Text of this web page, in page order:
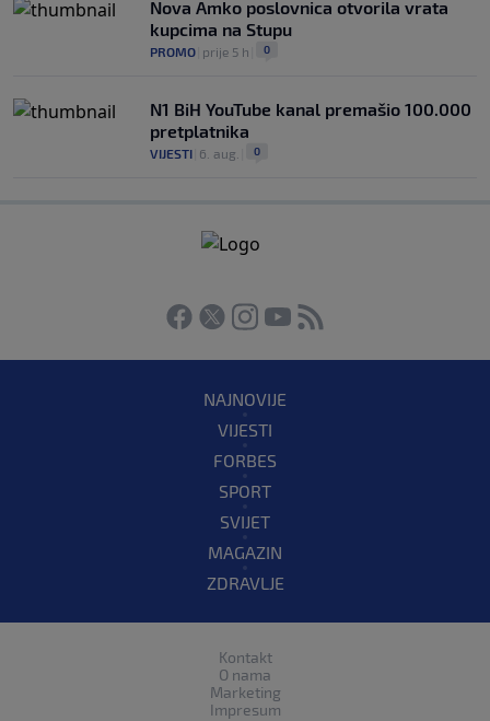
Nova Amko poslovnica otvorila vrata
kupcima na Stupu
PROMO prije 5 h 0
N1 BiH YouTube kanal premašio 100.000
pretplatnika
VIJESTI 6. aug. 0
NAJNOVIJE
VIJESTI
FORBES
SPORT
SVIJET
MAGAZIN
ZDRAVLJE
Kontakt
O nama
Marketing
Impresum